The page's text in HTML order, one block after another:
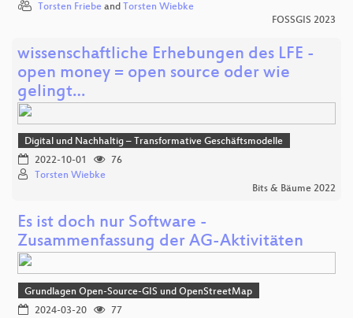
Torsten Friebe and Torsten Wiebke
FOSSGIS 2023
wissenschaftliche Erhebungen des LFE -
open money = open source oder wie
gelingt…
Digital und Nachhaltig – Transformative Geschäftsmodelle
2022-10-01
76
Torsten Wiebke
Bits & Bäume 2022
Es ist doch nur Software -
Zusammenfassung der AG-Aktivitäten
Grundlagen Open-Source-GIS und OpenStreetMap
2024-03-20
77